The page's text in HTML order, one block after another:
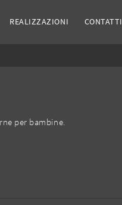
REALIZZAZIONI CONTATTI
per bambine.